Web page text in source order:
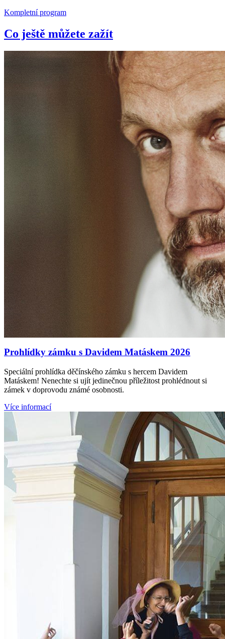
Kompletní program
Co ještě můžete zažít
Prohlídky zámku s Davidem Matáskem 2026
Speciální prohlídka děčínského zámku s hercem Davidem
Matáskem! Nenechte si ujít jedinečnou příležitost prohlédnout si
zámek v doprovodu známé osobnosti.
Více informací